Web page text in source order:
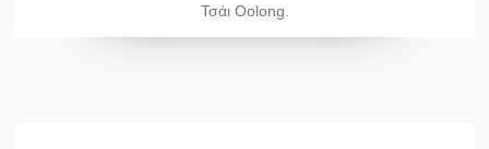
Τσάι Oolong.